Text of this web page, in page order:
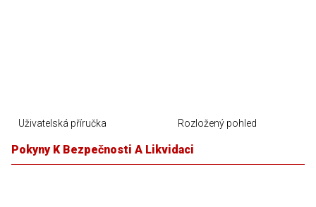
Uživatelská příručka Rozložený pohled
Pokyny K Bezpečnosti A Likvidaci